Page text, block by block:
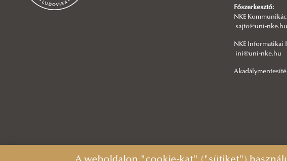
Főszerkesztő:
NKE
sajto@uni-nke.hu
NKE Informatikai
ini@uni-nke.hu